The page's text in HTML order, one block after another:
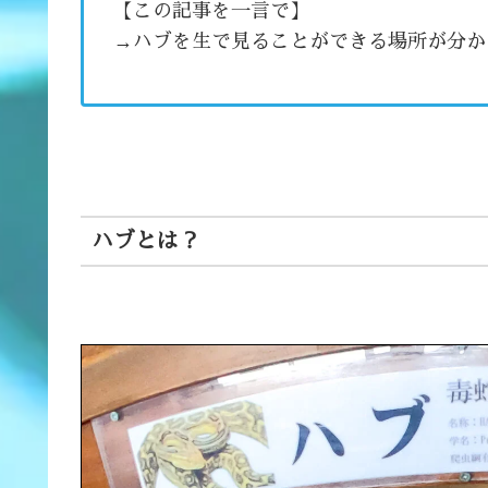
【この記事を一言で】
→ハブを生で見ることができる場所が分
ハブとは？